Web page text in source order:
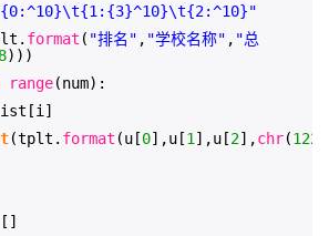
format ( "排名" , "学校名称" , "总
)))
range(num):
(tplt. format (u[0],u[1 ],u[2],chr(
[]